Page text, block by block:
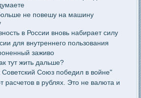
не повешу на машину
в России вновь набирает силу
для внутреннего пользования
заживо
тут жить дальше?
Союз победил в войне"
расчетов в рублях. Это не валюта и